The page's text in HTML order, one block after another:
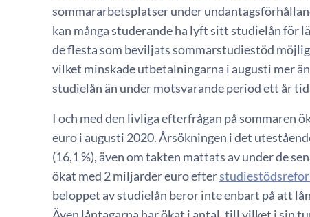
sommararbetsplatser under
kan många studerande ha lyft sitt studielån för
de flesta som beviljats sommarstudiestöd
vilket minskade utbetalningarna i augusti mer
studielån än under motsvarande period ett år
I och med den livliga efterfrågan på sommaren
euro i augusti 2020. Årsökningen i det
(16,1 %), även om takten mattats av under de
ökat med 2 miljarder euro efter
beloppet av studielån beror inte enbart på att